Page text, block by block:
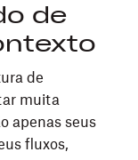
de
de
muita
apenas seus
fluxos,